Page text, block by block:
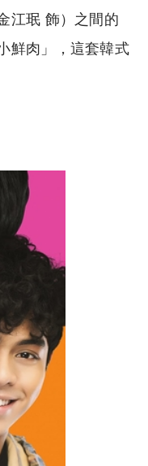
江珉 飾）之間的
鮮肉」，這套韓式